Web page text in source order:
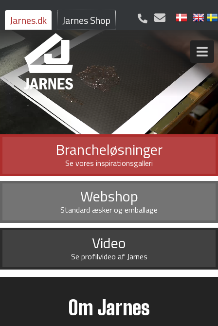
Jarnes.dk Jarnes Shop
Brancheløsninger
Se vores inspirationsgalleri
Webshop
Standard æsker og emballage
Video
Se profilvideo af Jarnes
Om Jarnes